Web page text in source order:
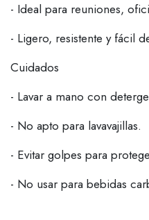
- Ideal para reuniones,
- Ligero, resistente y fácil
Cuidados
- Lavar a mano con
- No apto para lavavajillas.
- Evitar golpes para
- No usar para bebidas